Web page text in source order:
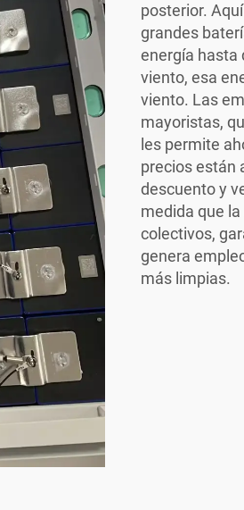
posterior.
grandes
energía hasta
viento, esa
viento. Las
mayoristas,
les permite
precios están
descuento y
medida que
colectivos,
genera
más limpias.